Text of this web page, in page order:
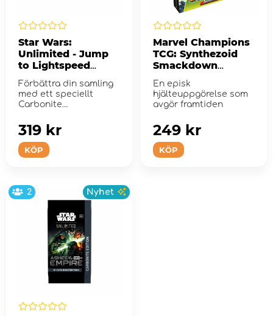
Star Wars:
Unlimited - Jump
to Lightspeed
Pack
Förbättra din samling
med ett speciellt
Carbonite
KÖP
319 kr
Marvel Champions
TCG: Synthezoid
Smackdown
(Exp.)
En episk
hjälteuppgörelse som
avgör framtiden
KÖP
249 kr
2 Nyhet